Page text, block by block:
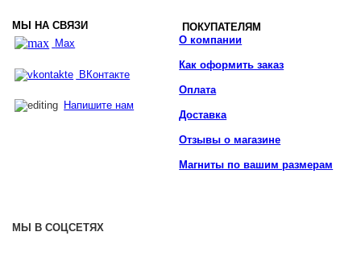
МЫ НА СВЯЗИ
ПОКУПАТЕЛЯМ
Max
ВКонтакте
Напишите нам
О компании
Как оформить заказ
Оплата
Доставка
Отзывы о магазине
Магниты по вашим размерам
МЫ В СОЦСЕТЯХ